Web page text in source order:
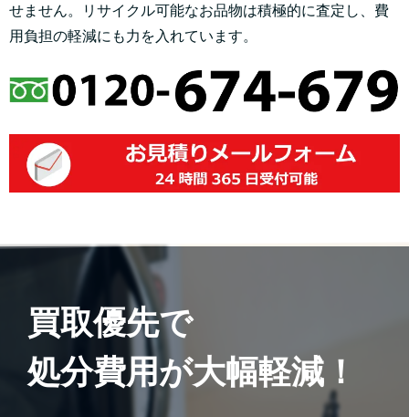
せません。リサイクル可能なお品物は積極的に査定し、費
用負担の軽減にも力を入れています。
買取優先で
処分費用が大幅軽減！